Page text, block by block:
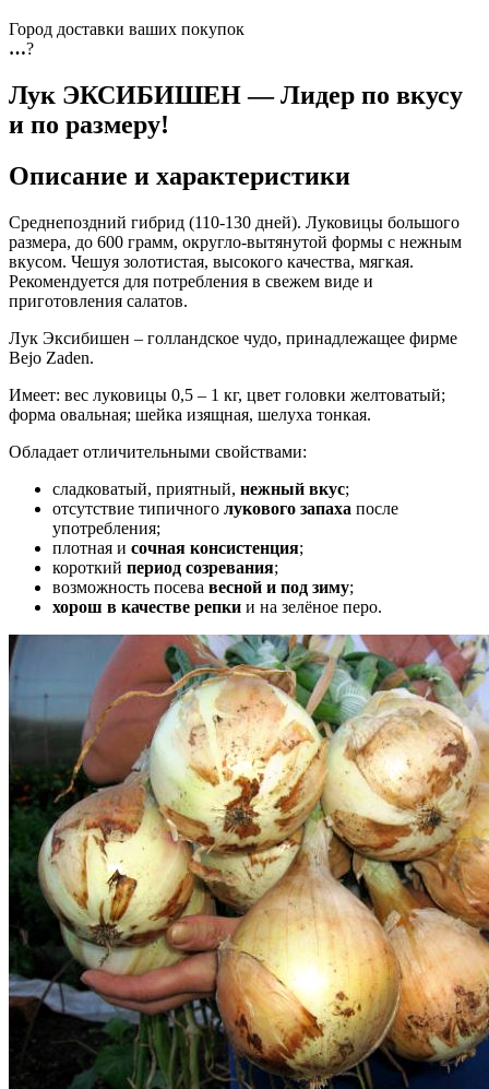
Город доставки ваших покупок
…?
Лук ЭКСИБИШЕН — Лидер по вкусу
и по размеру!
Описание и характеристики
Среднепоздний гибрид (110-130 дней). Луковицы большого
размера, до 600 грамм, округло-вытянутой формы с нежным
вкусом. Чешуя золотистая, высокого качества, мягкая.
Рекомендуется для потребления в свежем виде и
приготовления салатов.
Лук Эксибишен – голландское чудо, принадлежащее фирме
Bejo Zaden.
Имеет: вес луковицы 0,5 – 1 кг, цвет головки желтоватый;
форма овальная; шейка изящная, шелуха тонкая.
Обладает отличительными свойствами:
сладковатый, приятный, нежный вкус;
отсутствие типичного лукового запаха после
употребления;
плотная и сочная консистенция;
короткий период созревания;
возможность посева весной и под зиму;
хорош в качестве репки и на зелёное перо.